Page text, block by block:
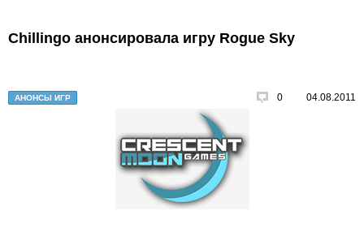
Chillingo анонсировала игру Rogue Sky
АНОНСЫ ИГР 0 04.08.2011